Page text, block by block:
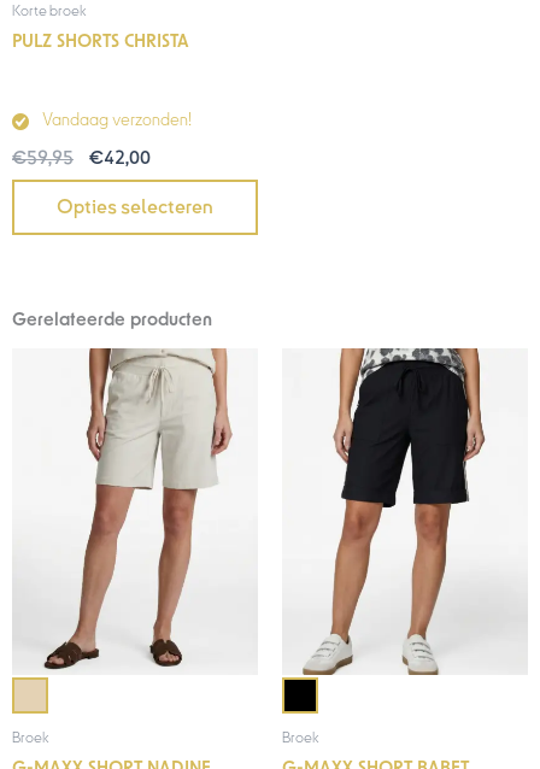
Korte broek
PULZ SHORTS CHRISTA
Vandaag verzonden!
€59,95 €42,00
Opties selecteren
Gerelateerde producten
Broek Broek